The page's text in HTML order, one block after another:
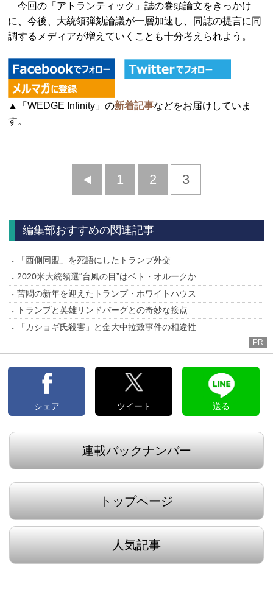
今回の「アトランティック」誌の巻頭論文をきっかけ
に、今後、大統領弾劾論議が一層加速し、同誌の提言に同
調するメディアが増えていくことも十分考えられよう。
▲「WEDGE Infinity」の新着記事などをお届けしていま
す。
前
1 2 3
編集部おすすめの関連記事
「西側同盟」を死語にしたトランプ外交
2020米大統領選“台風の目”はベト・オルークか
苦悶の新年を迎えたトランプ・ホワイトハウス
トランプと英雄リンドバーグとの奇妙な接点
「カショギ氏殺害」と金大中拉致事件の相違性
PR
シェア ツイート 送る
連載バックナンバー
トップページ
人気記事